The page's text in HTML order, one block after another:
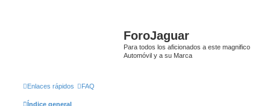
ForoJaguar
Para todos los aficionados a este magnifico
Automóvil y a su Marca
Enlaces rápidos FAQ
Índice general